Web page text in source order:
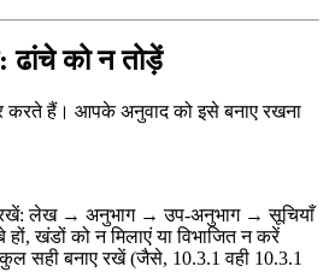
को न तोड़ें
करते हैं। आपके अनुवाद को इसे बनाए रखना
रखें: लेख → अनुभाग → उप-अनुभाग → सूचियाँ
हों, खंडों को न मिलाएं या विभाजित न करें
सही बनाए रखें (जैसे, 10.3.1 वही 10.3.1